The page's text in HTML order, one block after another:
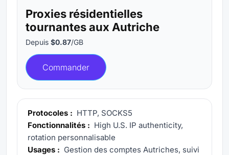
Proxies résidentielles
tournantes aux Autriche
Depuis $0.87/GB
Commander
Protocoles : HTTP, SOCKS5
Fonctionnalités : High U.S. IP authenticity,
rotation personnalisable
Usages : Gestion des comptes Autriches, suivi